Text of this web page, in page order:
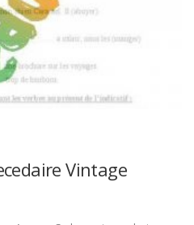
Vintage